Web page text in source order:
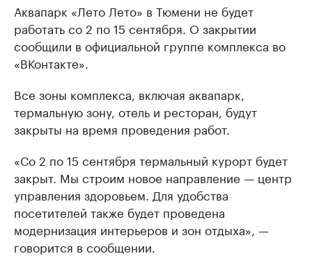
Аквапарк «Лето Лето» в Тюмени не будет
работать со 2 по 15 сентября. О закрытии
сообщили в официальной группе комплекса во
«ВКонтакте».
Все зоны комплекса, включая аквапарк,
термальную зону, отель и ресторан, будут
закрыты на время проведения работ.
«Со 2 по 15 сентября термальный курорт будет
закрыт. Мы строим новое направление — центр
управления здоровьем. Для удобства
посетителей также будет проведена
модернизация интерьеров и зон отдыха», —
говорится в сообщении.